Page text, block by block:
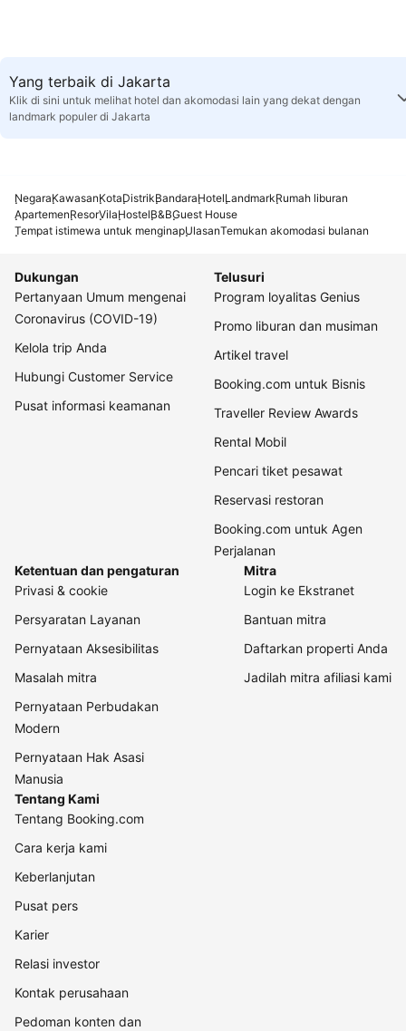
Yang terbaik di Jakarta
Klik di sini untuk melihat hotel dan akomodasi lain yang dekat dengan
landmark populer di Jakarta
NegaraKawasanKotaDistrikBandaraHotelLandmarkRumah liburan
ApartemenResorVilaHostelB&BGuest House
Tempat istimewa untuk menginapUlasanTemukan akomodasi bulanan
Dukungan
Pertanyaan Umum mengenai
Coronavirus (COVID-19)
Kelola trip Anda
Hubungi Customer Service
Pusat informasi keamanan
Telusuri
Program loyalitas Genius
Promo liburan dan musiman
Artikel travel
Booking.com untuk Bisnis
Traveller Review Awards
Rental Mobil
Pencari tiket pesawat
Reservasi restoran
Booking.com untuk Agen
Perjalanan
Ketentuan dan pengaturan
Privasi & cookie
Persyaratan Layanan
Pernyataan Aksesibilitas
Masalah mitra
Pernyataan Perbudakan
Modern
Pernyataan Hak Asasi
Manusia
Mitra
Login ke Ekstranet
Bantuan mitra
Daftarkan properti Anda
Jadilah mitra afiliasi kami
Tentang Kami
Tentang Booking.com
Cara kerja kami
Keberlanjutan
Pusat pers
Karier
Relasi investor
Kontak perusahaan
Pedoman konten dan